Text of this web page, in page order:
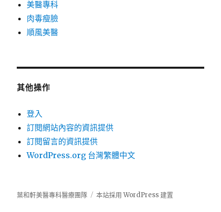
美醫專科
肉毒瘦臉
順風美醫
其他操作
登入
訂閱網站內容的資訊提供
訂閱留言的資訊提供
WordPress.org 台灣繁體中文
葉和軒美醫專科醫療團隊 本站採用 WordPress 建置